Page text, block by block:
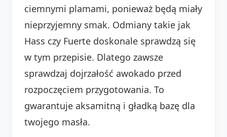
ciemnymi plamami, ponieważ będą miały
nieprzyjemny smak. Odmiany takie jak
Hass czy Fuerte doskonale sprawdzą się
w tym przepisie. Dlatego zawsze
sprawdzaj dojrzałość awokado przed
rozpoczęciem przygotowania. To
gwarantuje aksamitną i gładką bazę dla
twojego masła.